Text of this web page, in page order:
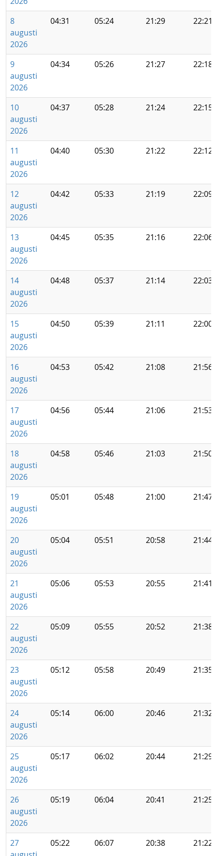
8
augusti
2026
04:31 05:24 21:29 22:21
9
augusti
2026
04:34 05:26 21:27 22:18
10
augusti
2026
04:37 05:28 21:24 22:15
11
augusti
2026
04:40 05:30 21:22 22:12
12
augusti
2026
04:42 05:33 21:19 22:09
13
augusti
2026
04:45 05:35 21:16 22:06
14
augusti
2026
04:48 05:37 21:14 22:03
15
augusti
2026
04:50 05:39 21:11 22:00
16
augusti
2026
04:53 05:42 21:08 21:56
17
augusti
2026
04:56 05:44 21:06 21:53
18
augusti
2026
04:58 05:46 21:03 21:50
19
augusti
2026
05:01 05:48 21:00 21:47
20
augusti
2026
05:04 05:51 20:58 21:44
21
augusti
2026
05:06 05:53 20:55 21:41
22
augusti
2026
05:09 05:55 20:52 21:38
23
augusti
2026
05:12 05:58 20:49 21:35
24
augusti
2026
05:14 06:00 20:46 21:32
25
augusti
2026
05:17 06:02 20:44 21:29
26
augusti
2026
05:19 06:04 20:41 21:25
27
05:22 06:07 20:38 21:22